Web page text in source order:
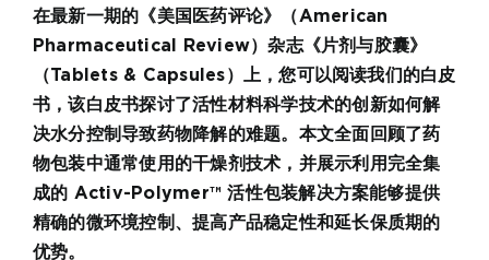
在最新一期的《美国医药评论》（American
Pharmaceutical Review）杂志《片剂与胶囊》
（Tablets & Capsules）上，您可以阅读我们的白皮
书，该白皮书探讨了活性材料科学技术的创新如何解
决水分控制导致药物降解的难题。本文全面回顾了药
物包装中通常使用的干燥剂技术，并展示利用完全集
成的 Activ-Polymer™ 活性包装解决方案能够提供
精确的微环境控制、提高产品稳定性和延长保质期的
优势。